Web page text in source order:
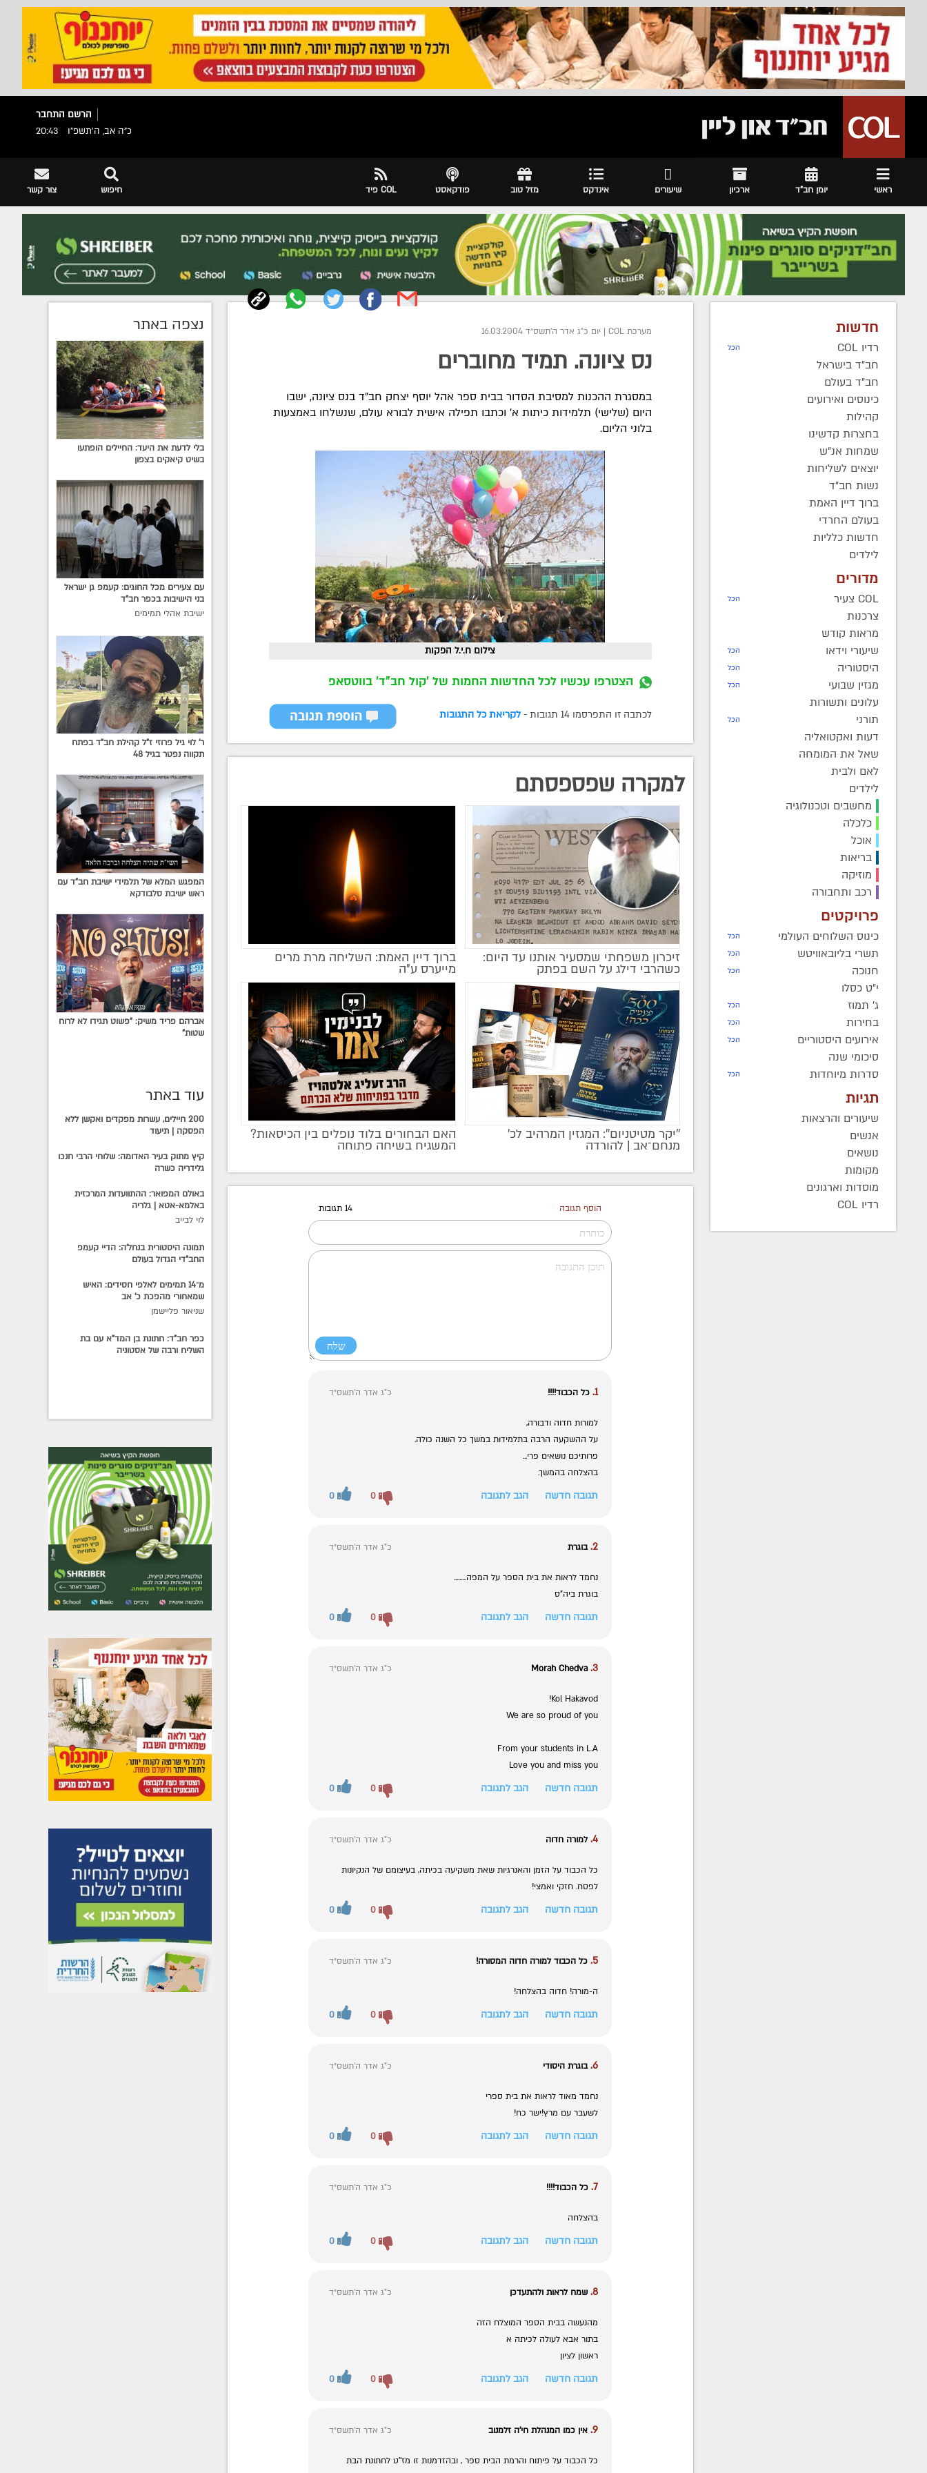
הרשם התחבר
כ"ה אב, ה׳תשפ״ו
20:43
ראשי יומן חב"ד ארכיון שיעורים אינדקס מזל טוב פודקאסט COL פיד צור קשר חיפוש
חדשות
רדיו COL הכל
חב"ד בישראל
חב"ד בעולם
כינוסים ואירועים
קהילות
בחצרות קדשינו
שמחות אנ"ש
יוצאים לשליחות
נשות חב"ד
ברוך דיין האמת
בעולם החרדי
חדשות כלליות
לילדים
מדורים
COL צעיר הכל
צרכנות
מראות קודש
שיעורי וידאו
הכל
היסטוריה הכל
מגזין שבועי הכל
עלונים ותשורות
תורני
הכל
דעות ואקטואליה
שאל את המומחה
לאם ולבית
לילדים
מחשבים וטכנולוגיה
כלכלה
אוכל
בריאות
מוזיקה
רכב ותחבורה
פרויקטים
כינוס השלוחים העולמי הכל
תשרי בליובאוויטש הכל
חנוכה הכל
י"ט כסלו
ג' תמוז
הכל
בחירות הכל
אירועים היסטוריים הכל
סיכומי שנה
סדרות מיוחדות
הכל
תגיות
שיעורים והרצאות
אנשים
נושאים
מקומות
מוסדות וארגונים
רדיו COL
מערכת COL | יום כ"ג אדר ה׳תשס״ד 16.03.2004
נס ציונה. תמיד מחוברים
במסגרת ההכנות למסיבת הסדור בבית ספר אהל יוסף יצחק חב"ד בנס ציונה, ישבו
היום (שלישי) תלמידות כיתות א' וכתבו תפילה אישית לבורא עולם, שנשלחו באמצעות
בלוני הליום.
צילום ח.י.ל הפקות
הצטרפו עכשיו לכל החדשות החמות של 'קול חב"ד' בווטסאפ
לכתבה זו התפרסמו 14 תגובות - לקריאת כל התגובות
למקרה שפספסתם
זיכרון משפחתי שמסעיר אותנו עד היום:
כשהרבי דילג על השם בפתק
ברוך דיין האמת: השליחה מרת מרים
מייערס ע"ה
מקודם
''יקר מטיטניום'': המגזין המרהיב לכ’
מנחם־אב | להורדה
מקודם
האם הבחורים בלוד נופלים בין הכיסאות?
המשגיח בשיחה פתוחה
הוסף תגובה 14 תגובות
1. כל הכבוד!!!! כ"ג אדר ה׳תשס״ד
למורות חדוה ודבורה,
על ההשקעה הרבה בתלמידות במשך כל השנה כולה.
פרותיכם נושאים פרי...
בהצלחה בהמשך.
תגובה חדשה הגב לתגובה 0 0
2. בוגרת כ"ג אדר ה׳תשס״ד
נחמד לראות את בית הספר על המפה.........
בוגרת ביה"ס
תגובה חדשה הגב לתגובה 0 0
3.
Morah Chedva כ"ג אדר ה׳תשס״ד
Kol Hakavod!
We are so proud of you
From your students in L.A
Love you and miss you
תגובה חדשה הגב לתגובה 0 0
4. למורה חדוה כ"ג אדר ה׳תשס״ד
כל הכבוד על הזמן והאנרגיות שאת משקיעה בכיתה, בעיצומם של הנקיונות
לפסח. חזקי ואמצי!
תגובה חדשה הגב לתגובה 0 0
5. כל הכבוד למורה חדוה המסורה! כ"ג אדר ה׳תשס״ד
ה-מורה! חדוה בהצלחה!
תגובה חדשה הגב לתגובה 0 0
6. בוגרת היסודי כ"ג אדר ה׳תשס״ד
נחמד מאוד לראות את בית ספרי
לשעבר עם מרץ!ישר כח!
תגובה חדשה הגב לתגובה 0 0
7. כל הכבוד!!!! כ"ג אדר ה׳תשס״ד
בהצלחה
תגובה חדשה הגב לתגובה 0 0
8. שמח לראות ולהתעדכן כ"ג אדר ה׳תשס״ד
מהנעשה בבית הספר המוצלח הזה
בתור אבא לעולה לכיתה א
ראשון לציון
תגובה חדשה הגב לתגובה 0 0
9. אין כמו המנהלת חי'ה זלמנוב כ"ג אדר ה׳תשס״ד
כל הכבוד על פיתוח והרמת הבית ספר , ובהזדמנות זו מז''ט לחתונת הבת
נצפה באתר
בלי לדעת את היעד: החיילים הופתעו
בשיט קיאקים בצפון
עם צעירים מכל החוגים: קעמפ גן ישראל
בני הישיבות בכפר חב"ד
ישיבת אהלי תמימים
ר' לוי גיל פרוזי ז"ל קהילת חב"ד בפתח
תקווה נפטר בגיל 48
המפגש המלא של תלמידי ישיבת חב"ד עם
ראש ישיבת סלבודקא
אברהם פריד משיק: "פשוט תגידו לא לרוח
שטות"
עוד באתר
200 חיילים, עשרות מפקדים ואקשן ללא
הפסקה | תיעוד
קיץ מתוק בעיר האדומה: שלוחי הרבי חנכו
גלידריה כשרה
באולם המפואר: ההתוועדות המרכזית
באלמא-אטא | גלריה
לוי לבייב
תמונה היסטורית בנחל'ה: הדיי קעמפ
החב"די הגדול בעולם
מ־14 תמימים לאלפי חסידים: האיש
שמאחורי מהפכת כ׳ אב
שניאור פליישמן
כפר חב"ד: חתונת בן המד"א עם בת
השליח ורבה של אסטוניה